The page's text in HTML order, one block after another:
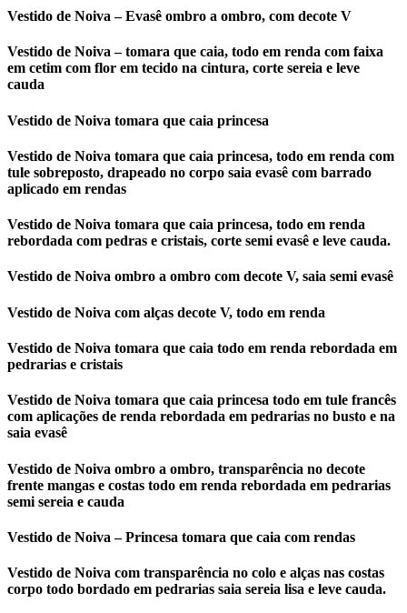
Vestido de Noiva – Evasê ombro a ombro, com decote V
Vestido de Noiva – tomara que caia, todo em renda com faixa
em cetim com flor em tecido na cintura, corte sereia e leve
cauda
Vestido de Noiva tomara que caia princesa
Vestido de Noiva tomara que caia princesa, todo em renda com
tule sobreposto, drapeado no corpo saia evasê com barrado
aplicado em rendas
Vestido de Noiva tomara que caia princesa, todo em renda
rebordada com pedras e cristais, corte semi evasê e leve cauda.
Vestido de Noiva ombro a ombro com decote V, saia semi evasê
Vestido de Noiva com alças decote V, todo em renda
Vestido de Noiva tomara que caia todo em renda rebordada em
pedrarias e cristais
Vestido de Noiva tomara que caia princesa todo em tule francês
com aplicações de renda rebordada em pedrarias no busto e na
saia evasê
Vestido de Noiva ombro a ombro, transparência no decote
frente mangas e costas todo em renda rebordada em pedrarias
semi sereia e cauda
Vestido de Noiva – Princesa tomara que caia com rendas
Vestido de Noiva com transparência no colo e alças nas costas
corpo todo bordado em pedrarias saia sereia lisa e leve cauda.